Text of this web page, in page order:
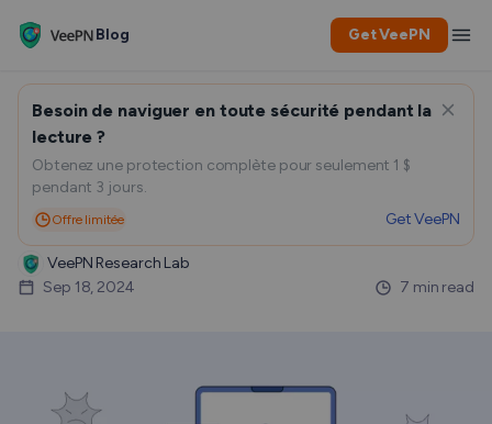
Blog Get VeePN
Comment supprimer les
virus sur l’iPhone et l’iPad ?
VeePN Research Lab
Sep 18, 2024
7 min read
Besoin de naviguer en toute sécurité pendant la
lecture ?
Obtenez une protection complète pour seulement 1 $
pendant 3 jours.
Offre limitée Get VeePN